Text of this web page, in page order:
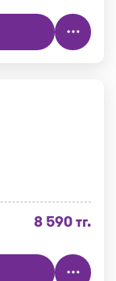
8 590 тг.